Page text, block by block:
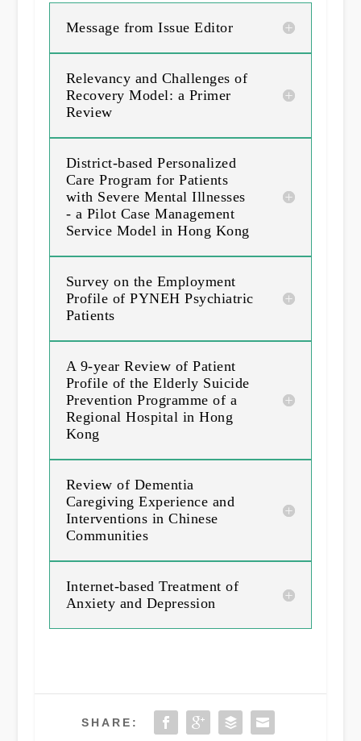
Message from Issue Editor
Relevancy and Challenges of
Recovery Model: a Primer
Review
District-based Personalized
Care Program for Patients
with Severe Mental Illnesses
- a Pilot Case Management
Service Model in Hong Kong
Survey on the Employment
Profile of PYNEH Psychiatric
Patients
A 9-year Review of Patient
Profile of the Elderly Suicide
Prevention Programme of a
Regional Hospital in Hong
Kong
Review of Dementia
Caregiving Experience and
Interventions in Chinese
Communities
Internet-based Treatment of
Anxiety and Depression
SHARE: